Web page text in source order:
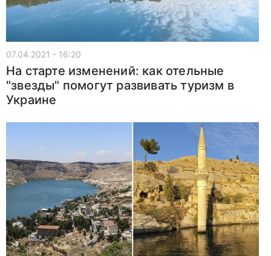
07.04.2021 - 16:20
На старте изменений: как отельные
"звезды" помогут развивать туризм в
Украине